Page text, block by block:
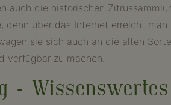
auch die historischen
denn über das Internet erreicht
sie sich auch an die alten
verfügbar zu machen.
–